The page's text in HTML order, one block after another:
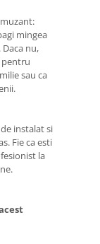
mingea
Daca nu,
pentru
sau ca
instalat si
Fie ca esti
la